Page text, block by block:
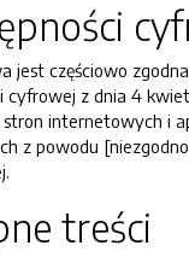
jest częściowo zgodna
cyfrowej z dnia 4
internetowych i
z powodu
treści